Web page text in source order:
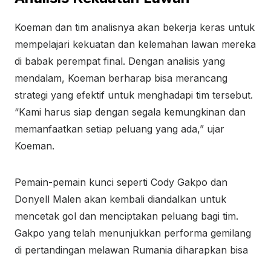
Koeman dan tim analisnya akan bekerja keras untuk
mempelajari kekuatan dan kelemahan lawan mereka
di babak perempat final. Dengan analisis yang
mendalam, Koeman berharap bisa merancang
strategi yang efektif untuk menghadapi tim tersebut.
“Kami harus siap dengan segala kemungkinan dan
memanfaatkan setiap peluang yang ada,” ujar
Koeman.
Pemain-pemain kunci seperti Cody Gakpo dan
Donyell Malen akan kembali diandalkan untuk
mencetak gol dan menciptakan peluang bagi tim.
Gakpo yang telah menunjukkan performa gemilang
di pertandingan melawan Rumania diharapkan bisa